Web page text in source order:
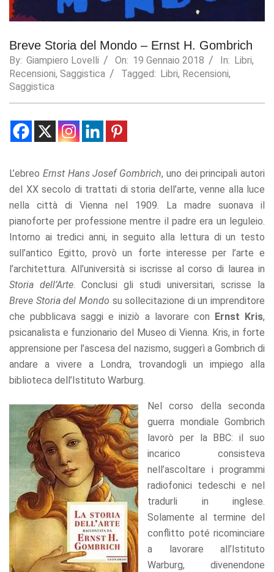
Breve Storia del Mondo – Ernst H. Gombrich
By: Giampiero Lovelli On: 19 Gennaio 2018 In: Libri,
Recensioni, Saggistica Tagged: Libri, Recensioni,
Saggistica
L’ebreo Ernst Hans Josef Gombrich, uno dei principali autori
del XX secolo di trattati di storia dell’arte, venne alla luce
nella città di Vienna nel 1909. La madre suonava il
pianoforte per professione mentre il padre era un leguleio.
Intorno ai tredici anni, in seguito alla lettura di un testo
sull’antico Egitto, provò un forte interesse per l’arte e
l’architettura. All’università si iscrisse al corso di laurea in
Storia dell’Arte. Conclusi gli studi universitari, scrisse la
Breve Storia del Mondo su sollecitazione di un imprenditore
che pubblicava saggi e iniziò a lavorare con Ernst Kris,
psicanalista e funzionario del Museo di Vienna. Kris, in forte
apprensione per l’ascesa del nazismo, suggerì a Gombrich di
andare a vivere a Londra, trovandogli un impiego alla
biblioteca dell’Istituto Warburg.
Nel corso della seconda
guerra mondiale Gombrich
lavorò per la BBC: il suo
incarico consisteva
nell’ascoltare i programmi
radiofonici tedeschi e nel
tradurli in inglese.
Solamente al termine del
conflitto poté ricominciare
a lavorare all’Istituto
Warburg, divenendone
Statistics
us to
improve the
website's
functionality
and
structure,
how the
website is
Experience
In order for
our website
to perform
as well as
possible
during your
visit. If you
refuse these
some
functionality
will
from the
website.
Marketing
By sharing
your
interests
and
behavior as
you visit our
site, you
increase the
chance of
seeing
personalized
content and
offers.